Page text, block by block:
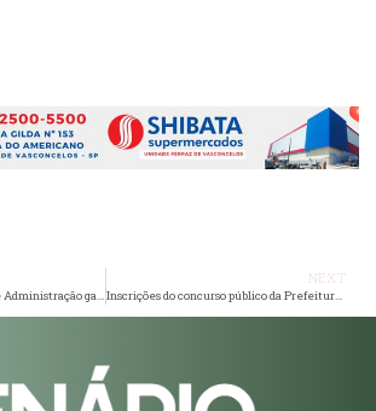
Parceria da Secretaria de Administração garante cursos do Instituto Sicoob Inscrições do concurso público da Prefeitura de Ferraz terminam no dia 8